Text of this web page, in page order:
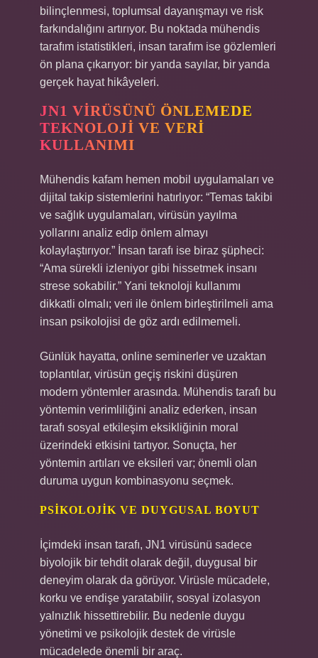
bilinçlenmesi, toplumsal dayanışmayı ve risk
farkındalığını artırıyor. Bu noktada mühendis
tarafım istatistikleri, insan tarafım ise gözlemleri
ön plana çıkarıyor: bir yanda sayılar, bir yanda
gerçek hayat hikâyeleri.
JN1 VIRÜSÜNÜ ÖNLEMEDE
TEKNOLOJI VE VERI
KULLANIMI
Mühendis kafam hemen mobil uygulamaları ve
dijital takip sistemlerini hatırlıyor: “Temas takibi
ve sağlık uygulamaları, virüsün yayılma
yollarını analiz edip önlem almayı
kolaylaştırıyor.” İnsan tarafı ise biraz şüpheci:
“Ama sürekli izleniyor gibi hissetmek insanı
strese sokabilir.” Yani teknoloji kullanımı
dikkatli olmalı; veri ile önlem birleştirilmeli ama
insan psikolojisi de göz ardı edilmemeli.
Günlük hayatta, online seminerler ve uzaktan
toplantılar, virüsün geçiş riskini düşüren
modern yöntemler arasında. Mühendis tarafı bu
yöntemin verimliliğini analiz ederken, insan
tarafı sosyal etkileşim eksikliğinin moral
üzerindeki etkisini tartıyor. Sonuçta, her
yöntemin artıları ve eksileri var; önemli olan
duruma uygun kombinasyonu seçmek.
PSIKOLOJIK VE DUYGUSAL BOYUT
İçimdeki insan tarafı, JN1 virüsünü sadece
biyolojik bir tehdit olarak değil, duygusal bir
deneyim olarak da görüyor. Virüsle mücadele,
korku ve endişe yaratabilir, sosyal izolasyon
yalnızlık hissettirebilir. Bu nedenle duygu
yönetimi ve psikolojik destek de virüsle
mücadelede önemli bir araç.